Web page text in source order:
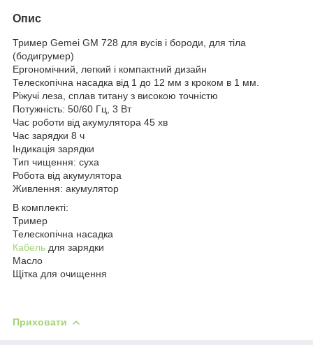
Опис
Тример Gemei GM 728 для вусів і бороди, для тіла
(бодигрумер)
Ергономічний, легкий і компактний дизайн
Телескопічна насадка від 1 до 12 мм з кроком в 1 мм.
Ріжучі леза, сплав титану з високою точністю
Потужність: 50/60 Гц, 3 Вт
Час роботи від акумулятора 45 хв
Час зарядки 8 ч
Індикація зарядки
Тип чищення: суха
Робота від акумулятора
Живлення: акумулятор
В комплекті:
Тример
Телескопічна насадка
Кабель для зарядки
Масло
Щітка для очищення
Приховати